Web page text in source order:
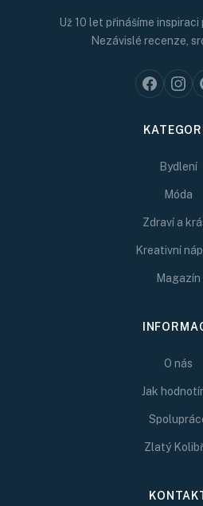
Už 10 let přinášíme
Nezávislé recenze,
Bydlení
Móda
Zdraví a
Kreativní
Magazín
O nás
Jak
Zlatý